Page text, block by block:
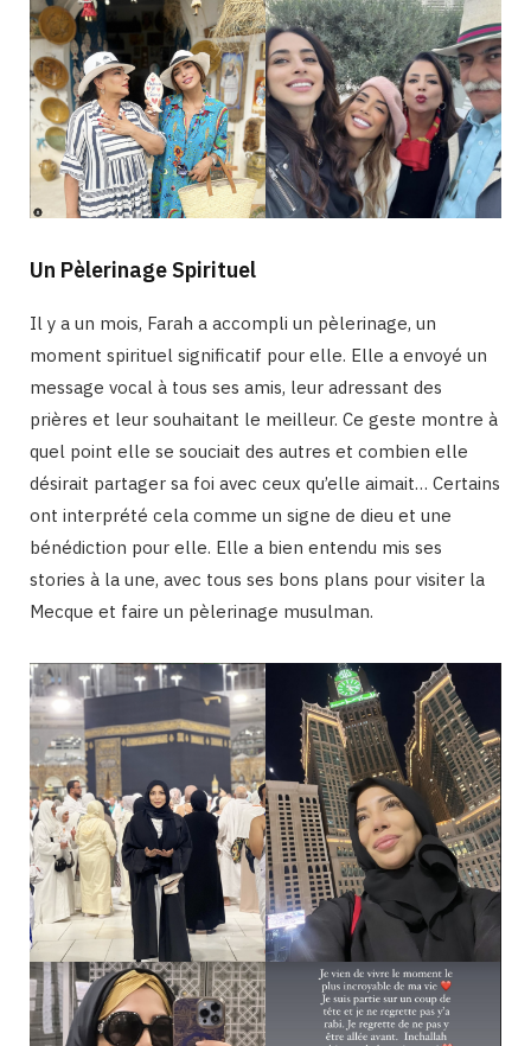
Un Pèlerinage Spirituel
Il y a un mois, Farah a accompli un pèlerinage, un
moment spirituel significatif pour elle. Elle a envoyé un
message vocal à tous ses amis, leur adressant des
prières et leur souhaitant le meilleur. Ce geste montre à
quel point elle se souciait des autres et combien elle
désirait partager sa foi avec ceux qu’elle aimait​… Certains
ont interprété cela comme un signe de dieu et une
bénédiction pour elle. Elle a bien entendu mis ses
stories à la une, avec tous ses bons plans pour visiter la
Mecque et faire un pèlerinage musulman.